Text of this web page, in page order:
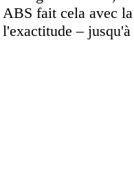
ABS fait cela avec
l'exactitude –